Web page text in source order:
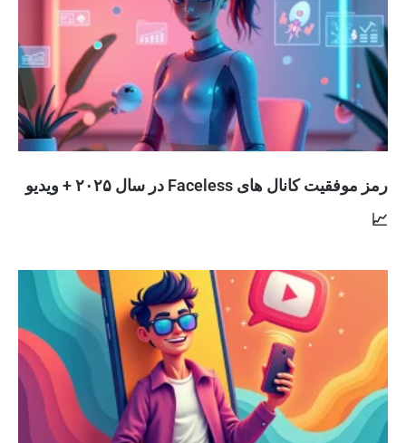
رمز موفقیت کانال های Faceless در سال ۲۰۲۵ + ویدیو
📈